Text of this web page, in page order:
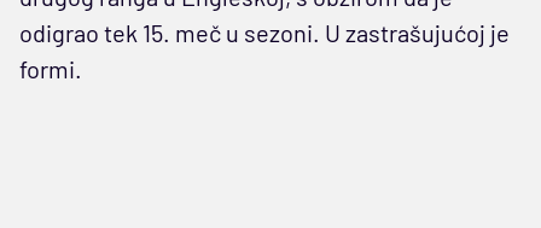
odigrao tek 15. meč u sezoni. U zastrašujućoj je
formi.